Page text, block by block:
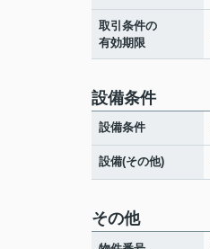
取引条件の
有効期限
設備条件
設備条件
設備(その他)
その他